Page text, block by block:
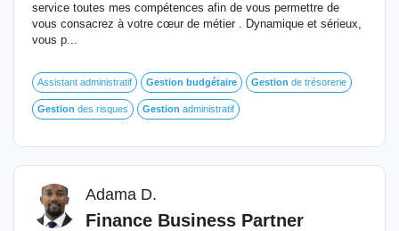
service toutes mes compétences afin de vous permettre de
vous consacrez à votre cœur de métier . Dynamique et sérieux,
vous p...
Assistant administratif Gestion budgétaire Gestion de trésorerie
Gestion des risques Gestion administratif
Adama D.
Finance Business Partner